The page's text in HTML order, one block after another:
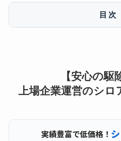
目次
【安心の駆
上場企業運営のシロ
実績豊富で低価格！